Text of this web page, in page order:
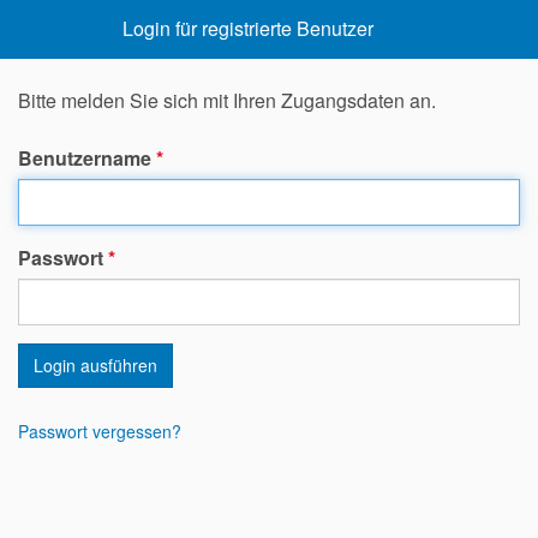
Login für registrierte Benutzer
Bitte melden Sie sich mit Ihren Zugangsdaten an.
Benutzername*
Passwort*
Login ausführen
Passwort vergessen?